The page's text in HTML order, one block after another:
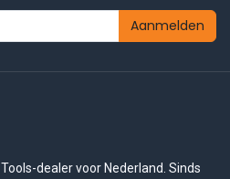
Aanmelden
dealer voor Nederland. Sinds